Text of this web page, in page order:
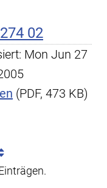
02
Mon Jun 27
(PDF, 473 KB)